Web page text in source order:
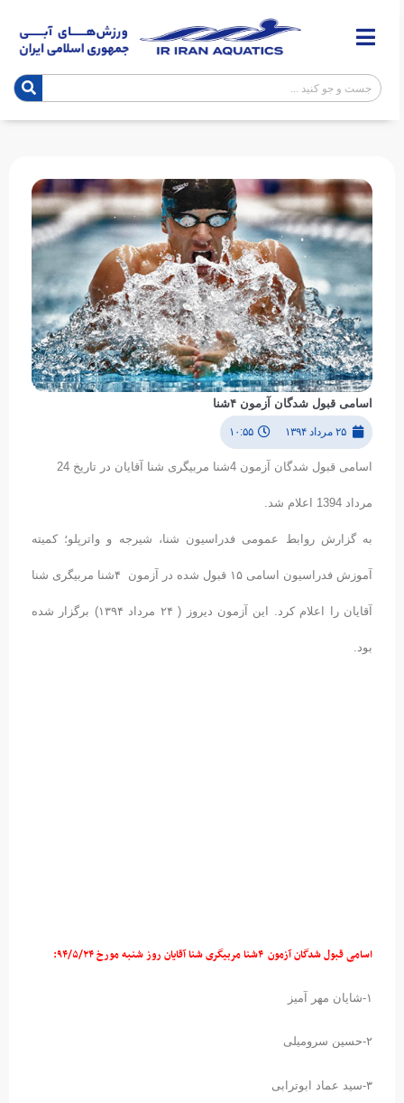
اسامی قبول شدگان آزمون ۴شنا
۲۵ مرداد ۱۳۹۴ ۱۰:۵۵
اسامی قبول شدگان آزمون 4شنا مربیگری شنا آقایان در تاریخ 24
مرداد 1394 اعلام شد.
به گزارش روابط عمومی فدراسیون شنا، شیرجه و واترپلو؛ کمیته
آموزش فدراسیون اسامی ۱۵ قبول شده در آزمون ۴شنا مربیگری شنا
آقایان را اعلام کرد. این آزمون دیروز ( ۲۴ مرداد ۱۳۹۴) برگزار شده
بود.
اسامی قبول شدگان آزمون ۴شنا مربیگری شنا آقایان روز شنبه مورخ ۹۴/۵/۲۴:
۲-حسین سرومیلی
۳-سید عماد ابوترابی